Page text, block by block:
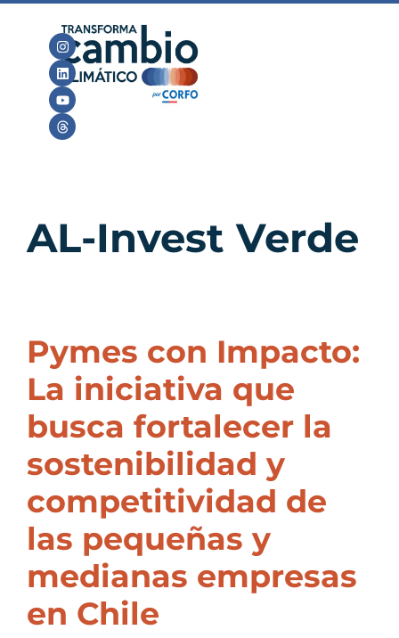
AL-Invest Verde
Pymes con Impacto:
La iniciativa que
busca fortalecer la
sostenibilidad y
competitividad de
las pequeñas y
medianas empresas
en Chile